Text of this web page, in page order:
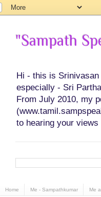
"Sampath
Hi - this is
especially - Sri
From July 2010, my
to hearing your views
Home Me - Sampathkumar Me